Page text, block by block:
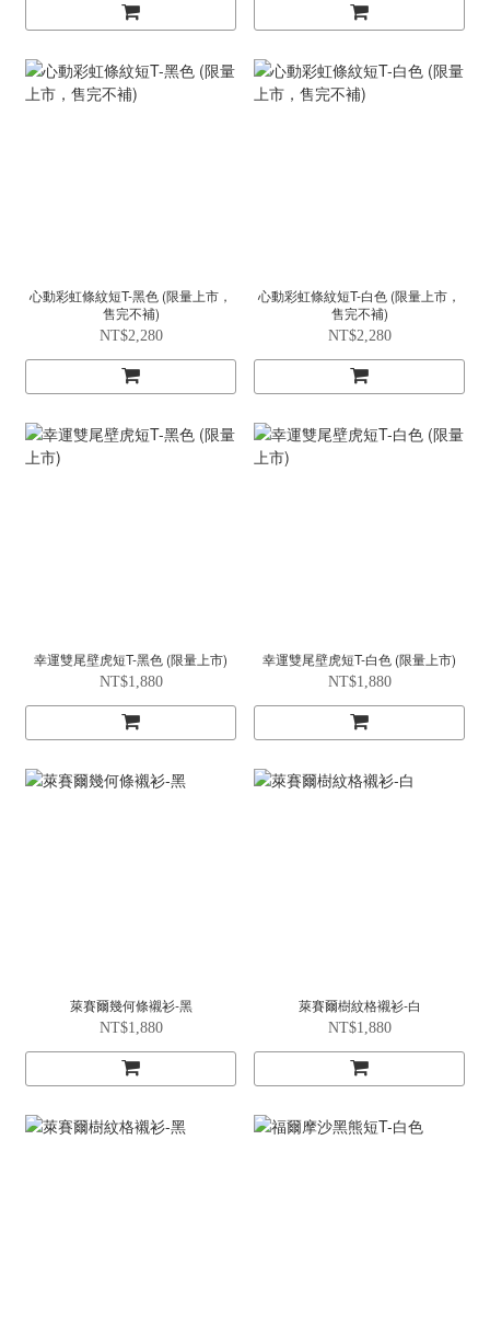
心動彩虹條紋短T-黑色 (限量上市，
售完不補)
NT$2,280
心動彩虹條紋短T-白色 (限量上市，
售完不補)
NT$2,280
幸運雙尾壁虎短T-黑色 (限量上市)
NT$1,880
幸運雙尾壁虎短T-白色 (限量上市)
NT$1,880
萊賽爾幾何條襯衫-黑
NT$1,880
萊賽爾樹紋格襯衫-白
NT$1,880